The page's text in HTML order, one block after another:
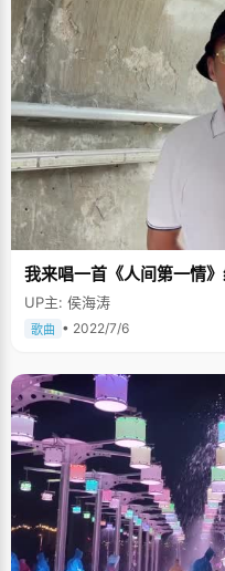
我来唱一首《人间第一情
UP主: 侯海涛
歌曲 • 2022/7/6